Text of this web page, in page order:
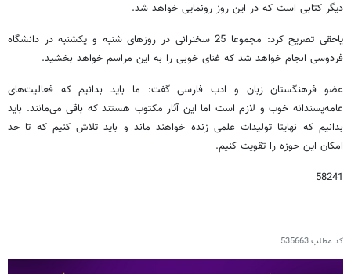
دیگر کتابی است که در این روز رونمایی خواهد شد.
یاحقی تصریح کرد: مجموعا 25 سخنرانی در روزهای شنبه و یکشنبه در دانشگاه
فردوسی انجام خواهد شد که غنای خوبی را به این مراسم خواهد بخشید.
عضو فرهنگستان زبان و ادب فارسی گفت: ما باید بدانیم که فعالیت‌های
عامه‌پسندانه خوب و لازم است اما این آثار مکتوب هستند که باقی می‌مانند. باید
بدانیم که نهایتا تولیدات علمی زنده خواهند ماند و باید تلاش کنیم که تا حد
امکان این حوزه را تقویت کنیم.
58241
کد مطلب535663